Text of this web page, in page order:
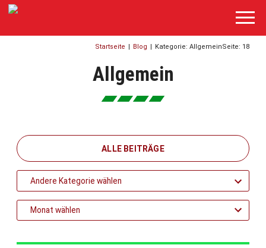
Startseite | Blog | Kategorie: AllgemeinSeite: 18
Allgemein
ALLE BEITRÄGE